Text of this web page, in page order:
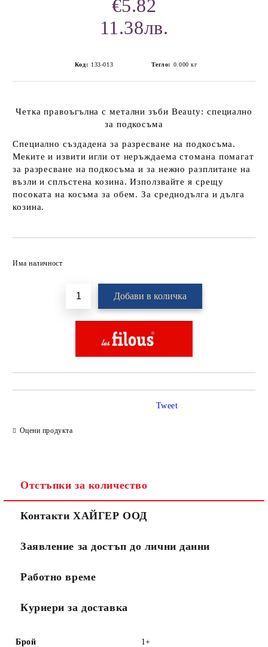
€5.82
11.38лв.
Код: 133-013 Тегло: 0.000 кг
Четка правоъгълна с метални зъби Beauty: специално
за подкосъма
Специално създадена за разресване на подкосъма.
Меките и извити игли от неръждаема стомана помагат
за разресване на подкосъма и за нежно разплитане на
възли и сплъстена козина. Използвайте я срещу
посоката на косъма за обем. За среднодълга и дълга
козина.
Има наличност
Оцени продукта
Tweet
Отстъпки за количество
Контакти ХАЙГЕР ООД
Заявление за достъп до лични данни
Работно време
Куриери за доставка
Брой 1+